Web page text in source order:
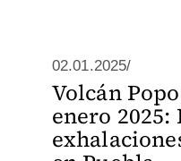
02.01.2025/
Volcán
enero 2025: